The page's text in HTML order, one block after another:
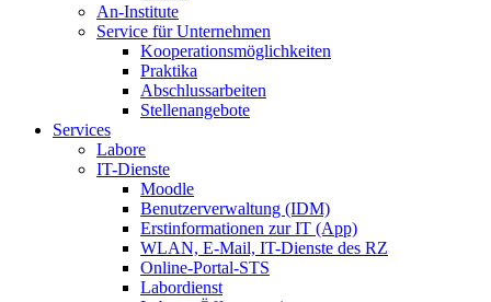
An-Institute
Service für Unternehmen
Kooperationsmöglichkeiten
Praktika
Abschlussarbeiten
Stellenangebote
Services
Labore
IT-Dienste
Moodle
Benutzerverwaltung (IDM)
Erstinformationen zur IT (App)
WLAN, E-Mail, IT-Dienste des RZ
Online-Portal-STS
Labordienst